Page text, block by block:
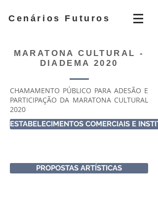
Cenários Futuros
MARATONA CULTURAL -
DIADEMA 2020
CHAMAMENTO PÚBLICO PARA ADESÃO E
PARTICIPAÇÃO DA MARATONA CULTURAL
2020
ESTABELECIMENTOS COMERCIAIS E
PROPOSTAS ARTÍSTICAS